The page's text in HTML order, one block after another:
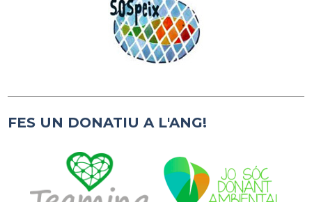
FES UN DONATIU A L'ANG!